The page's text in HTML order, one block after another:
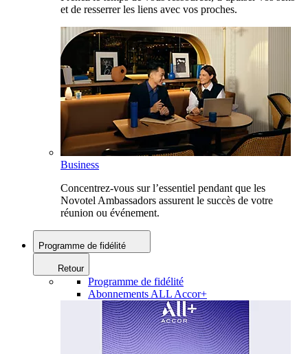
et de resserrer les liens avec vos proches.
Business
Concentrez-vous sur l’essentiel pendant que les
Novotel Ambassadors assurent le succès de votre
réunion ou événement.
Programme de fidélité
Retour
Programme de fidélité
Abonnements ALL Accor+